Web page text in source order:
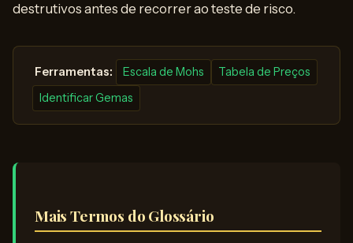
destrutivos antes de recorrer ao teste de risco.
️ Ferramentas: Escala de Mohs
Tabela de Preços
Identificar Gemas
Mais Termos do Glossário